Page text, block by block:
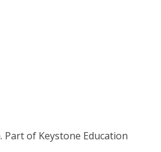
Part of Keystone Education